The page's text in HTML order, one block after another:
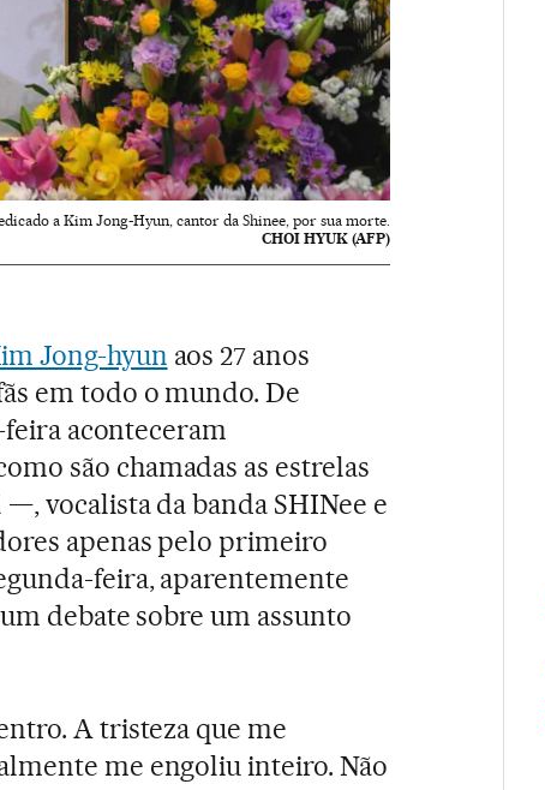
a Kim Jong-Hyun, cantor da Shinee, por sua morte.
CHOI HYUK (AFP)
Jong-hyun aos 27 anos
em todo o mundo. De
feira aconteceram
são chamadas as estrelas
vocalista da banda SHINee e
apenas pelo primeiro
feira, aparentemente
debate sobre um assunto
A tristeza que me
me engoliu inteiro. Não